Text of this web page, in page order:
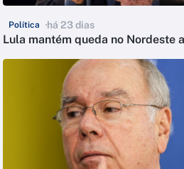
Política há 23 dias
Lula mantém queda no Nordeste